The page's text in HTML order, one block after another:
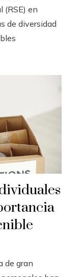
(RSE) en
de diversidad
de gran